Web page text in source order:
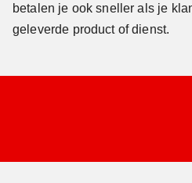
betalen je ook sneller als je
geleverde product of dienst.